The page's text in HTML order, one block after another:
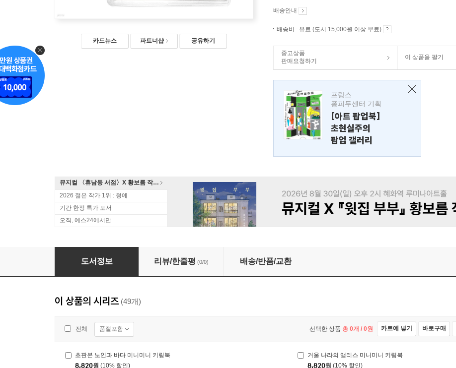
카드뉴스 파트너샵 공유하기
배송안내
배송비 : 유료 (도서 15,000원 이상 무료)
중고상품
판매요청하기
이 상품을 팔기
프랑스
퐁피두센터 기획
[아트 팝업북]
초현실주의
팝업 갤러리
뮤지컬 〈휴남동 서점〉X 황보름 작가 북토크
2026 젊은 작가 1위 : 청예
기간 한정 특가 도서
오직, 예스24에서만
초판본 사슴 미니미니 키링북
도서정보 리뷰/한줄평 (0/0) 배송/반품/교환
이 상품의 시리즈 (49개)
전체 품절포함 선택한 상품 총 0개 / 0원 카트에 넣기 바로구매
초판본 노인과 바다 미니미니 키링북
8,820원 (10% 할인)
거울 나라의 앨리스 미니미니 키링북
8,820원 (10% 할인)